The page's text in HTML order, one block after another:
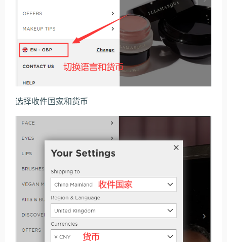
选择收件国家和货币